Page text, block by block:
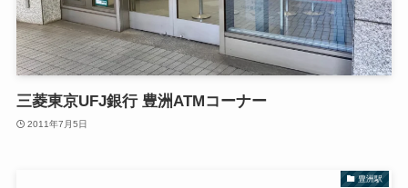
三菱東京UFJ銀行 豊洲ATMコーナー
2011年7月5日
豊洲駅